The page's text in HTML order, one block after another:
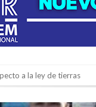
a la ley de tierras